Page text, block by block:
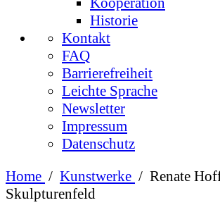
Historie
Kontakt
FAQ
Barrierefreiheit
Leichte Sprache
Newsletter
Impressum
Datenschutz
Home / Kunstwerke / Renate
Skulpturenfeld